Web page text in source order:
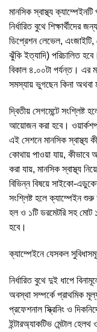
মানসিক স্বাস্থ্য
নির্ধারিত বুথে
ডিপ্রেশন লেভেল, এংজাইটি,
ঝুঁকি ইত্যাদি) পরিচালিত
বিকাল ৪.০০টা পর্যন্ত। এর
সমস্যায় ভুগছেন কিনা অথবা
দ্বিতীয় সেগমেন্টে সংশ্লিষ্ট
আয়োজন করা হবে।
এই সেশনে মানসিক স্বাস্থ্য
কোথায় পাওয়া যায়, কীভাবে
করা যায়, মানসিক স্বাস্থ্য
বিভিন্ন বিষয়ে সাইকো-
সংশ্লিষ্ট হলে ক্যাম্পেইন
হল ও ১টি ডরমেটরি সহ মোট
হবে।
ক্যাম্পেইনে যেসকল সুবিধাসমূহ
নির্ধারিত বুথে দুই ধাপে
অবস্থা সম্পর্কে প্রাথমিক
প্রফেশনাল স্ক্রিনিং ও
ইন্টারঅ্যাকটিভ মেন্টাল